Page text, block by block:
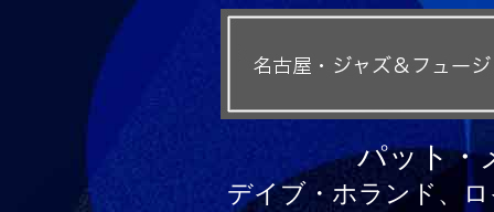
パット・
デイブ・ホランド、